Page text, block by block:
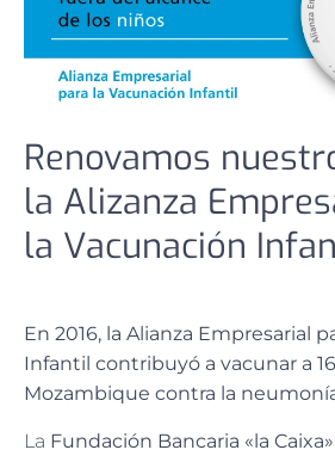
Elena Casas
Renovamos
la Alizanza
la Vacunación
En 2016, la Alianza Empresarial
Infantil contribuyó a vacunar a
Mozambique contra la
La Fundación Bancaria «la Caixa»